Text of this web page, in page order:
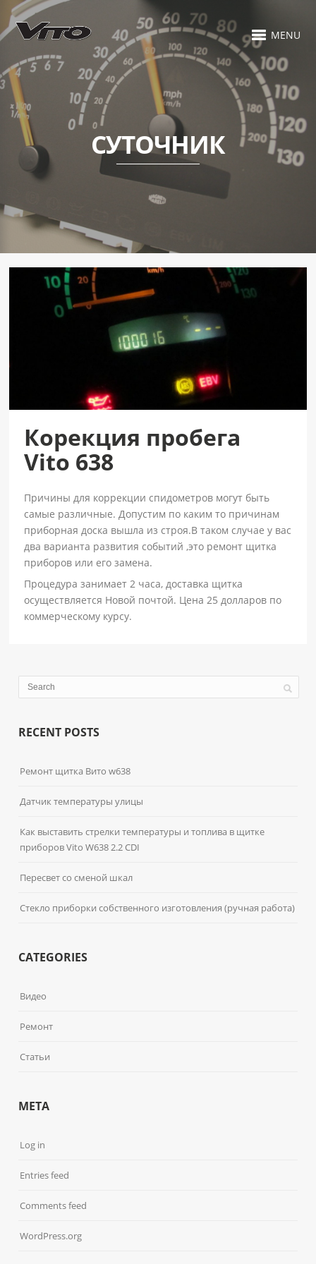
MENU
СУТОЧНИК
Корекция пробега
Vito 638
Причины для коррекции спидометров могут быть
самые различные. Допустим по каким то причинам
приборная доска вышла из строя.В таком случае у вас
два варианта развития событий ,это ремонт щитка
приборов или его замена.
Процедура занимает 2 часа, доставка щитка
осуществляется Новой почтой. Цена 25 долларов по
коммерческому курсу.
RECENT POSTS
Ремонт щитка Вито w638
Датчик температуры улицы
Как выставить стрелки температуры и топлива в щитке
приборов Vito W638 2.2 CDI
Пересвет со сменой шкал
Стекло приборки собственного изготовления (ручная работа)
CATEGORIES
Видео
Ремонт
Статьи
META
Log in
Entries feed
Comments feed
WordPress.org